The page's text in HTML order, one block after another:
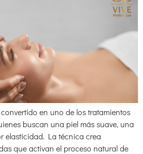
en uno de los tratamientos
buscan una piel más suave, una
elasticidad. La técnica crea
que activan el proceso natural de